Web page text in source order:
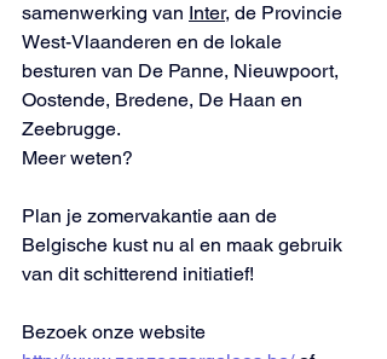
samenwerking van Inter, de Provincie
West-Vlaanderen en de lokale
besturen van De Panne, Nieuwpoort,
Oostende, Bredene, De Haan en
Zeebrugge.
Meer weten?
Plan je zomervakantie aan de
Belgische kust nu al en maak gebruik
van dit schitterend initiatief!
Bezoek onze website